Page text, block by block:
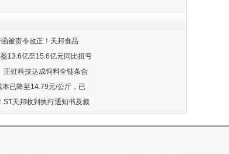
函被责令改正！天邦食品
13.6亿至15.6亿元同比扭亏
正虹科技达成饲料全链条合
本已降至14.79元/公斤，已
ST天邦收到执行通知书及裁